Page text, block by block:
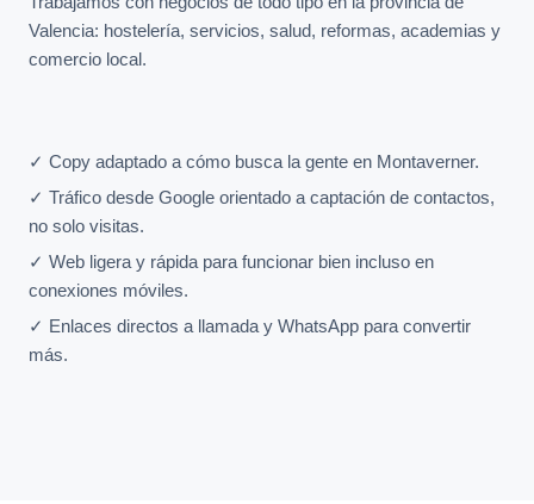
Valencia: hostelería, servicios, salud, reformas, academias y
comercio local.
✓ Copy adaptado a cómo busca la gente en Montaverner.
✓ Tráfico desde Google orientado a captación de contactos,
no solo visitas.
✓ Web ligera y rápida para funcionar bien incluso en
conexiones móviles.
✓ Enlaces directos a llamada y WhatsApp para convertir
más.